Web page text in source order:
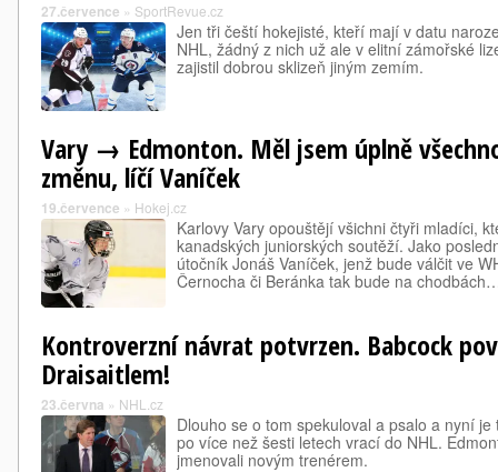
27.července » SportRevue.cz
Jen tři čeští hokejisté, kteří mají v datu
NHL, žádný z nich už ale v elitní zámořské
zajistil dobrou sklizeň jiným zemím.
Vary → Edmonton. Měl jsem úplně
změnu, líčí Vaníček
19.července » Hokej.cz
Karlovy Vary opouštějí všichni čtyři mladíci,
kanadských juniorských soutěží. Jako
útočník Jonáš Vaníček, jenž bude válčit ve
Černocha či Beránka tak bude na
Kontroverzní návrat potvrzen. Babcock
Draisaitlem!
23.června » NHL.cz
Dlouho se o tom spekuloval a psalo a nyní
po více než šesti letech vrací do NHL.
jmenovali novým trenérem.